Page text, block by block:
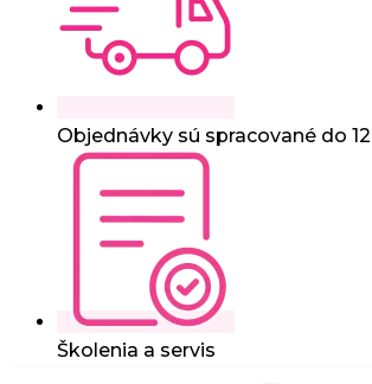
Objednávky sú spracované do
Školenia a servis